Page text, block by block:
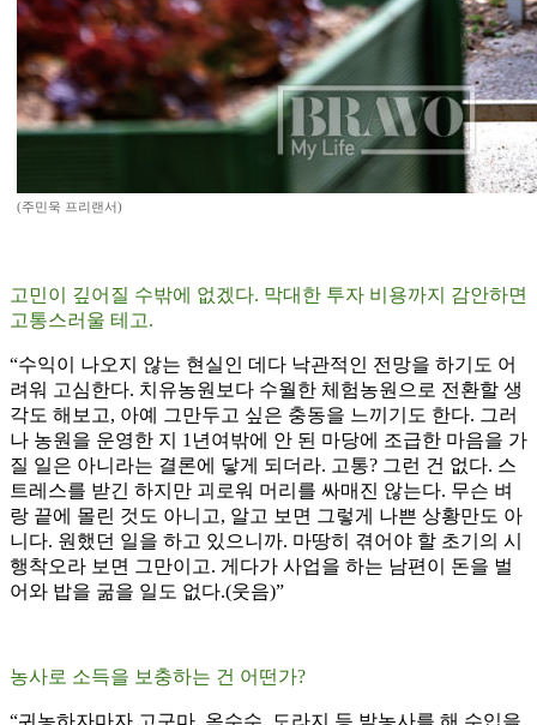
(주민욱 프리랜서)
고민이 깊어질 수밖에 없겠다. 막대한 투자 비용까지 감안하면
고통스러울 테고.
“수익이 나오지 않는 현실인 데다 낙관적인 전망을 하기도 어
려워 고심한다. 치유농원보다 수월한 체험농원으로 전환할 생
각도 해보고, 아예 그만두고 싶은 충동을 느끼기도 한다. 그러
나 농원을 운영한 지 1년여밖에 안 된 마당에 조급한 마음을 가
질 일은 아니라는 결론에 닿게 되더라. 고통? 그런 건 없다. 스
트레스를 받긴 하지만 괴로워 머리를 싸매진 않는다. 무슨 벼
랑 끝에 몰린 것도 아니고, 알고 보면 그렇게 나쁜 상황만도 아
니다. 원했던 일을 하고 있으니까. 마땅히 겪어야 할 초기의 시
행착오라 보면 그만이고. 게다가 사업을 하는 남편이 돈을 벌
어와 밥을 굶을 일도 없다.(웃음)”
농사로 소득을 보충하는 건 어떤가?